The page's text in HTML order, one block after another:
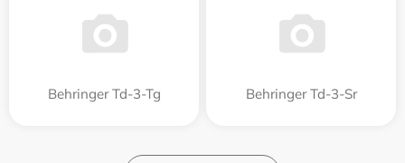
Behringer Td-3-Tg Behringer Td-3-Sr